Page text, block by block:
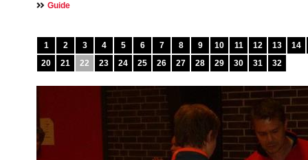
Guide
1 2 3 4 5 6 7 8 9 10 11 12 13
14
20
21 22 23 24 25 26 27 28 29 30 31 32